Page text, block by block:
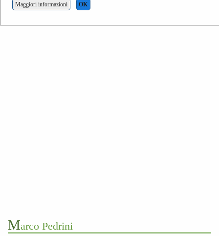
Marco Pedrini
Maggiori informazioni
OK